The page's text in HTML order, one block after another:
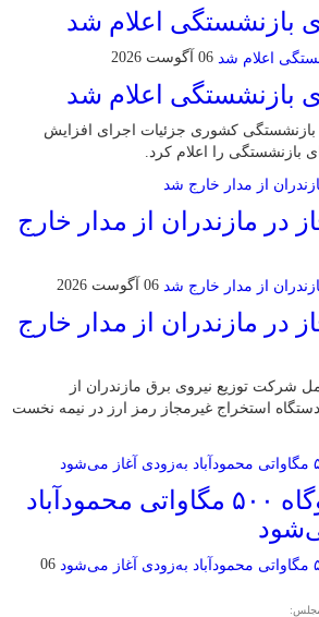
بازنشستگی اعلام شد
06 آگوست 2026
بازنشستگی اعلام شد
بازنشستگی کشوری جزئیات اجرای افزایش
را اعلام کرد.
در مازندران از مدار خارج
06 آگوست 2026
در مازندران از مدار خارج
شرکت توزیع نیروی برق مازندران از
شناسایی و جمع‌آوری ۱۹ دستگاه استخراج غیرمجاز رمز ارز در نیمه نخست
فاز نخست نیروگاه ۵۰۰ مگاواتی محمودآباد
06
مجلس: